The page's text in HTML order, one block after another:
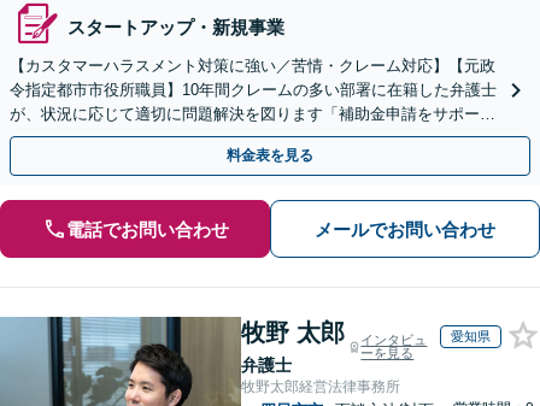
スタートアップ・新規事業
【カスタマーハラスメント対策に強い／苦情・クレーム対応】【元政
令指定都市市役所職員】10年間クレームの多い部署に在籍した弁護士
が、状況に応じて適切に問題解決を図ります「補助金申請をサポー
ト」【出張相談・WEB面談対応】
料金表を見る
電話でお問い合わせ メールでお問い合わせ
牧野 太郎
弁護士
インタビュ
ーを見る
愛知県
牧野太郎経営法律事務所